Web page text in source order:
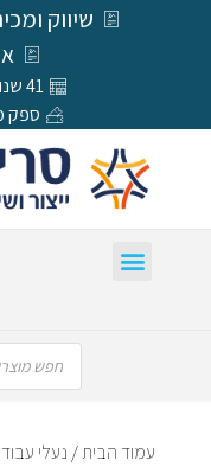
שיווק
41 שנות מוניטין
ספק
עמוד הבית/ נעלי